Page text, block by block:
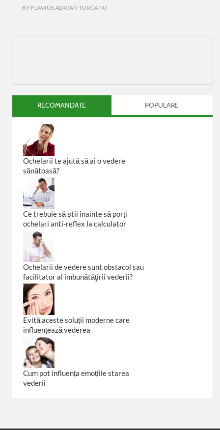
BY FLAVIUS ADRIAN TURCANU
RECOMANDATE POPULARE
Ochelarii te ajută să ai o vedere
sănătoasă?
Ce trebuie să știi înainte să porți
ochelari anti-reflex la calculator
Ochelarii de vedere sunt obstacol sau
facilitator al îmbunătăţirii vederii?
Evită aceste soluții moderne care
influențează vederea
Cum pot influența emoțiile starea
vederii